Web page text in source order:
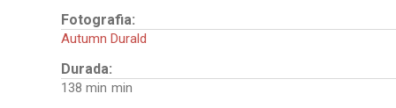
Fotografia:
Autumn Durald
Durada:
138 min